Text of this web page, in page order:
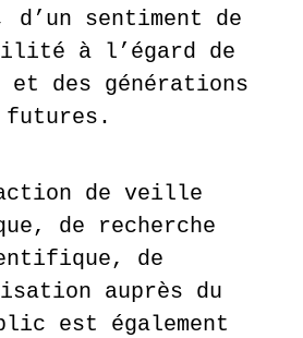
d’un sentiment de
à l’égard de
des générations
futures.
de veille
de recherche
de
auprès du
est également